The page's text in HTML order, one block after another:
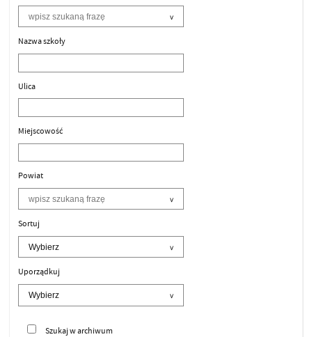
Nazwa szkoły
Ulica
Miejscowość
Powiat
Sortuj
Uporządkuj
Szukaj w archiwum